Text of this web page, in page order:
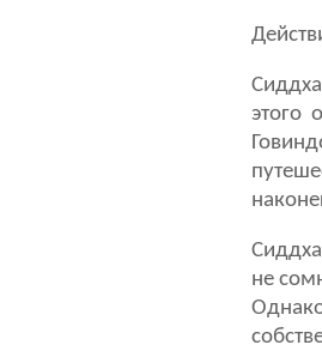
этого
не